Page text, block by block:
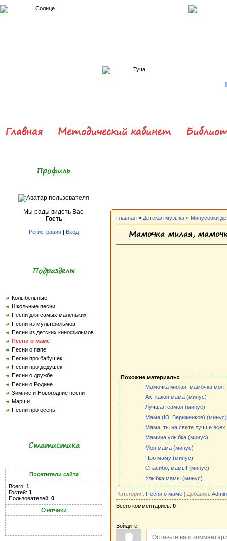
Главная Методический кабинет
Профиль
Мы рады видеть Вас,
Гость
Регистрация | Вход
Подразделы
Колыбельные
Школьные песни
Песни для самых маленьких
Песни из мультфильмов
Песни из детских кинофильмов
Песни о маме
Песни о папе
Песни про бабушек
Песни про дедушек
Песни о дружбе
Песни о Родине
Зимние и Новогодние песни
Марши
Песни про осень
Статистика
Посетители сайта
Всего: 1
Гостей: 1
Пользователей: 0
Счетчики
Главная » Детская музыка » Минусовки
Мамочка милая,
Похожие материалы:
Мамочка милая, мамочка моя
Ах, какая мама (минус)
Лучшая самая (минус)
Мама (Ю. Верижников) (минус)
Мама, ты на свете лучше
Мамина улыбка (минус)
Моя мама (минус)
Про маму (минус)
Спасибо, мамы! (минус)
Улыбка мамы (минус)
Категория: Песни о маме | Добавил: Admin
Всего комментариев: 0
Войдите: